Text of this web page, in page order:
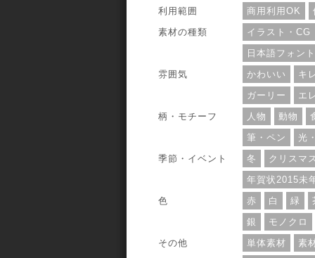
利用範囲 商用利用OK
素材の種類
イラスト・CG
日本語フォン
雰囲気
かわいい
キ
ガーリー
エ
柄・モチーフ
人物 動物
筆・ペン
光
季節・イベント
冬
クリスマ
年賀状2015未
色
赤 白 緑
銀
モノクロ
その他
単体素材
素